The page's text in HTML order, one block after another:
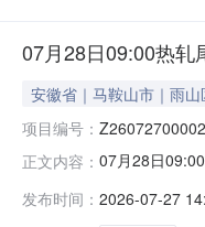
07月28日09:00热轧
安徽省｜马鞍山市｜雨山
项目编号： Z26072700002
正文内容： 07月28日
保证金：￥
发布时间： 2026-07-27